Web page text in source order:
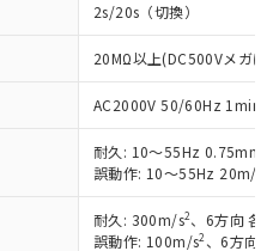
2s/20s（切換）
20MΩ以上(DC500Vメガに
AC2000V 50/60Hz 1min (
耐久: 10～55Hz 0.75mm
誤動作: 10～55Hz 20m/s
耐久: 300m/s2、6方向 各3
誤動作: 100m/s2 、6方向
状況および標準価格
ていただくもので
業取扱商品の中には、
象外となる商品もある
標準価格照会結果は、
新日時点での社内デー
指令（10物質）の
査中または確認中の
料など無形物で、有
い商品です。
、非含有部品として
判明した場合などや
があります。
含有率が中国RoHSの
を示します。
含有率が中国RoHSの
とを示します。
当社販売部門へお問
社製品のうち、外国
貿易法に定める商品
等」という）を輸出